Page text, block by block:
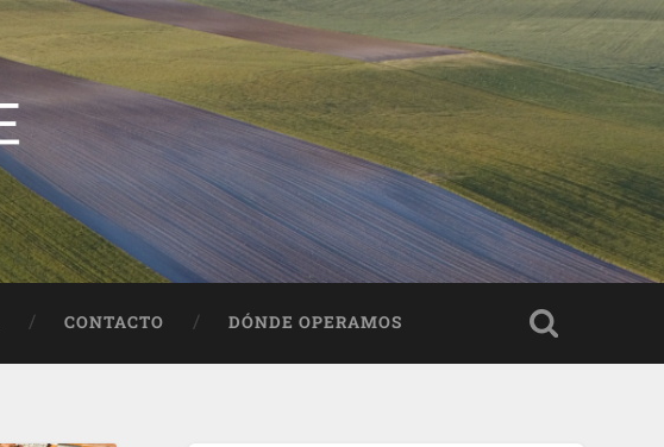
CONTACTO DÓNDE OPERAMOS